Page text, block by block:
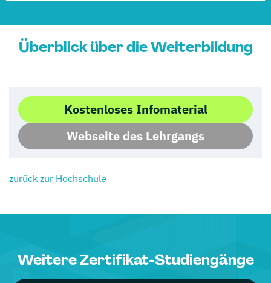
Überblick über die Weiterbildung
Kostenloses Infomaterial
Webseite des Lehrgangs
zurück zur Hochschule
Weitere Zertifikat-Studiengänge